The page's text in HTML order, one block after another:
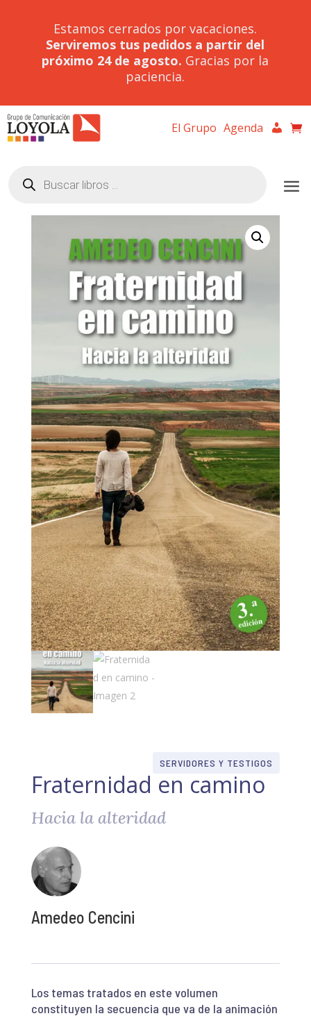
Estamos cerrados por vacaciones.
Serviremos tus pedidos a partir del
próximo 24 de agosto. Gracias por la
paciencia.
El Grupo Agenda
productos
SERVIDORES Y TESTIGOS
Fraternidad en camino
Hacia la alteridad
Amedeo Cencini
Los temas tratados en este volumen
constituyen la secuencia que va de la animación